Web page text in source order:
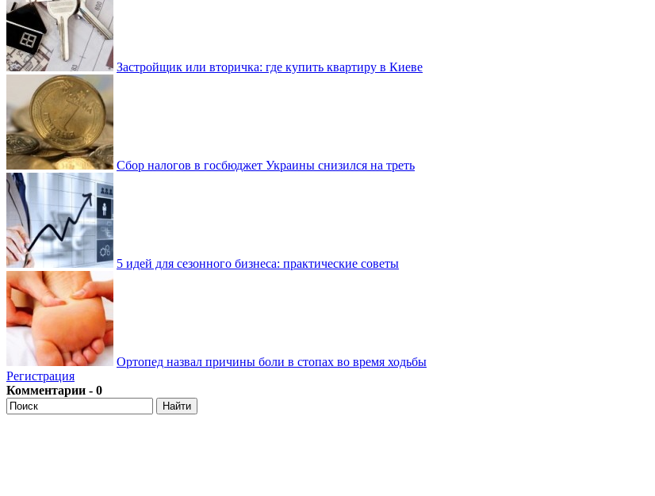
Застройщик или вторичка: где купить квартиру в Киеве
Сбор налогов в госбюджет Украины снизился на треть
5 идей для сезонного бизнеса: практические советы
Ортопед назвал причины боли в стопах во время ходьбы
Регистрация
Комментарии - 0